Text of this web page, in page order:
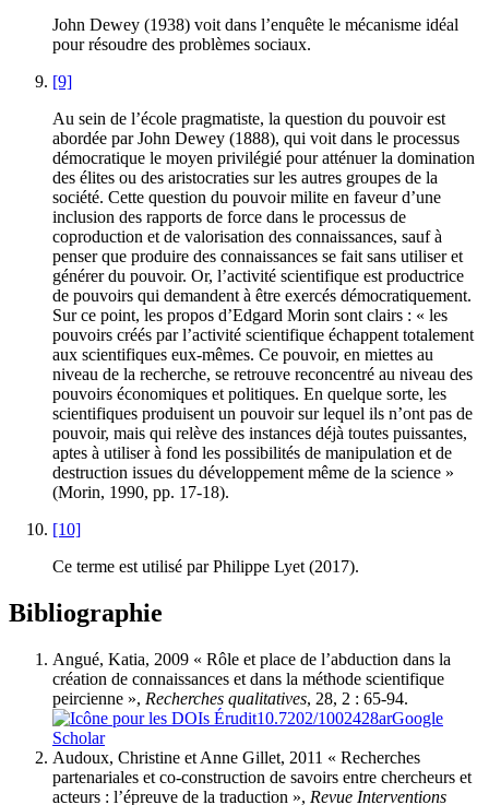
John Dewey (1938) voit dans l’enquête le mécanisme idéal
pour résoudre des problèmes sociaux.
[9]
Au sein de l’école pragmatiste, la question du pouvoir est
abordée par John Dewey (1888), qui voit dans le processus
démocratique le moyen privilégié pour atténuer la domination
des élites ou des aristocraties sur les autres groupes de la
société. Cette question du pouvoir milite en faveur d’une
inclusion des rapports de force dans le processus de
coproduction et de valorisation des connaissances, sauf à
penser que produire des connaissances se fait sans utiliser et
générer du pouvoir. Or, l’activité scientifique est productrice
de pouvoirs qui demandent à être exercés démocratiquement.
Sur ce point, les propos d’Edgard Morin sont clairs : « les
pouvoirs créés par l’activité scientifique échappent totalement
aux scientifiques eux-mêmes. Ce pouvoir, en miettes au
niveau de la recherche, se retrouve reconcentré au niveau des
pouvoirs économiques et politiques. En quelque sorte, les
scientifiques produisent un pouvoir sur lequel ils n’ont pas de
pouvoir, mais qui relève des instances déjà toutes puissantes,
aptes à utiliser à fond les possibilités de manipulation et de
destruction issues du développement même de la science »
(Morin, 1990, pp. 17-18).
[10]
Ce terme est utilisé par Philippe Lyet (2017).
Bibliographie
Angué, Katia, 2009 « Rôle et place de l’abduction dans la
création de connaissances et dans la méthode scientifique
peircienne », Recherches qualitatives, 28, 2 : 65-94.
10.7202/1002428arGoogle
Scholar
Audoux, Christine et Anne Gillet, 2011 « Recherches
partenariales et co-construction de savoirs entre chercheurs et
acteurs : l’épreuve de la traduction », Revue Interventions